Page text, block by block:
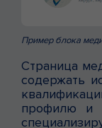
Пример блока
Страница
содержать
профилю и